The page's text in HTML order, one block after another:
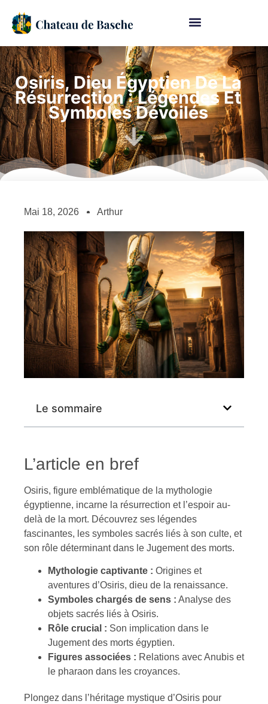
Osiris, Dieu Égyptien De La
Résurrection : Légendes Et
Symboles Dévoilés
Mai 18, 2026 Arthur
Le sommaire
L’article en bref
Osiris, figure emblématique de la mythologie
égyptienne, incarne la résurrection et l’espoir au-
delà de la mort. Découvrez ses légendes
fascinantes, les symboles sacrés liés à son culte, et
son rôle déterminant dans le Jugement des morts.
Mythologie captivante : Origines et
aventures d’Osiris, dieu de la renaissance.
Symboles chargés de sens : Analyse des
objets sacrés liés à Osiris.
Rôle crucial : Son implication dans le
Jugement des morts égyptien.
Figures associées : Relations avec Anubis et
le pharaon dans les croyances.
Plongez dans l’héritage mystique d’Osiris pour